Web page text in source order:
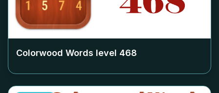
Colorwood Words level 468